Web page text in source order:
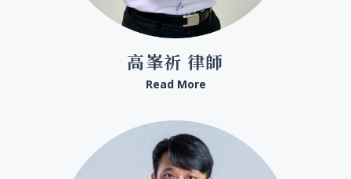
高峯祈 律師
Read More